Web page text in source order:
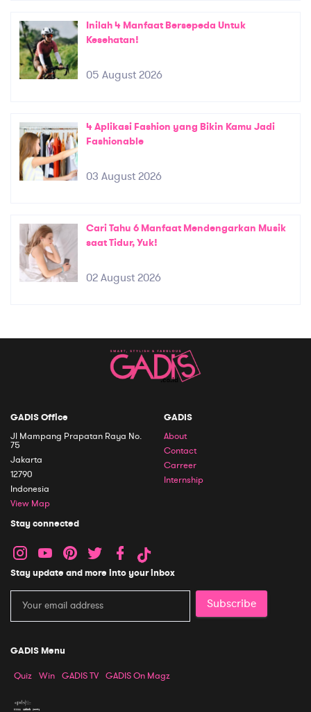
Inilah 4 Manfaat Bersepeda Untuk
Kesehatan!
05 August 2026
4 Aplikasi Fashion yang Bikin Kamu Jadi
Fashionable
03 August 2026
Cari Tahu 6 Manfaat Mendengarkan Musik
saat Tidur, Yuk!
02 August 2026
GADIS Office
Jl Mampang Prapatan Raya No.
75
Jakarta
12790
Indonesia
View Map
GADIS
About
Contact
Carreer
Internship
Stay connected
Stay update and more into your inbox
Subscribe
GADIS Menu
Quiz Win GADIS TV GADIS On Magz